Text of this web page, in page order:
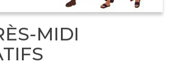
MIDI